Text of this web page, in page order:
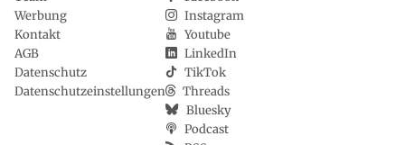
Werbung
Kontakt
AGB
Datenschutz
Datenschutzeinstellungen
Instagram
Youtube
LinkedIn
TikTok
Threads
Bluesky
Podcast